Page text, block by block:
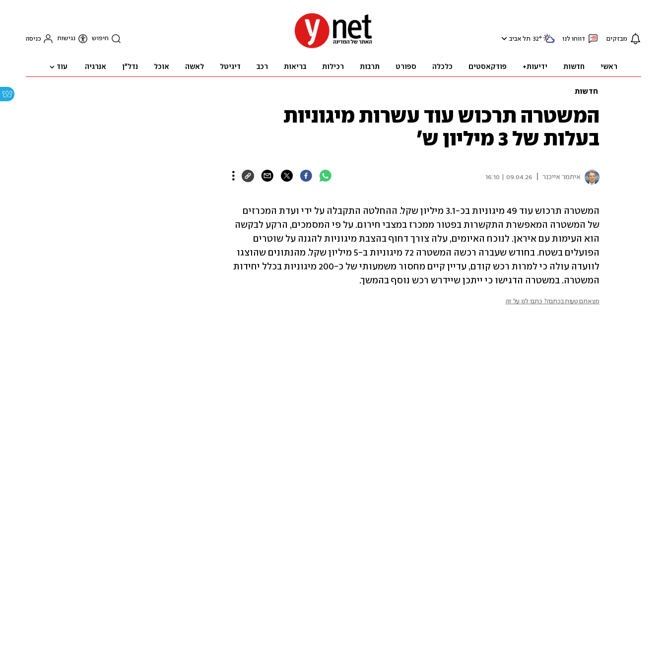
מבזקים דווחו לנו 32° תל אביב חיפוש נגישות כניסה
ראשי חדשות ידיעות+ פודקאסטים כלכלה ספורט תרבות רכילות בריאות רכב דיגיטל לאשה אוכל נדל"ן אנרגיה עוד
חדשות
המשטרה תרכוש עוד עשרות מיגוניות
בעלות של 3 מיליון ש'
איתמר אייכנר 09.04.26 | 16:10
המשטרה. במשטרה הדגישו כי ייתכן שיידרש רכש נוסף בהמשך.
מצאתם טעות בכתבה? כתבו לנו על זה